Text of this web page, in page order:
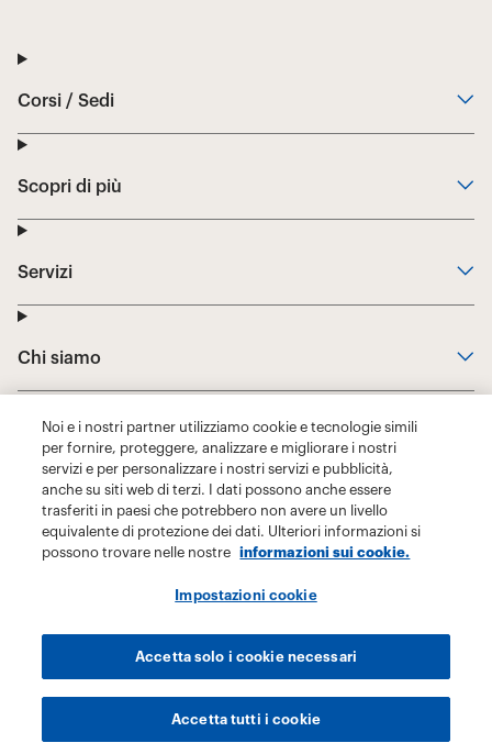
Noi e i nostri partner utilizziamo cookie e tecnologie simili
per fornire, proteggere, analizzare e migliorare i nostri
servizi e per personalizzare i nostri servizi e pubblicità,
anche su siti web di terzi. I dati possono anche essere
trasferiti in paesi che potrebbero non avere un livello
equivalente di protezione dei dati. Ulteriori informazioni si
possono trovare nelle nostre
informazioni sui cookie.
Impostazioni cookie
Accetta solo i cookie necessari
Accetta tutti i cookie